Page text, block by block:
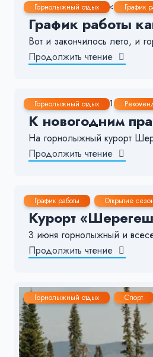
Горнолыжный отдых График
3 Сен, 2023 < 1 мин.
График работы
Вот и закончилось лето, и
Продолжить чтение
Горнолыжный отдых
28 Авг, 2023 1-2 мин.
К новогодним
На горнолыжный курорт
Продолжить чтение
График работы Открытие
2 Июн, 2023 7-8 мин.
Курорт
3 июня горнолыжный и
Продолжить чтение
Горнолыжный отдых Спорт